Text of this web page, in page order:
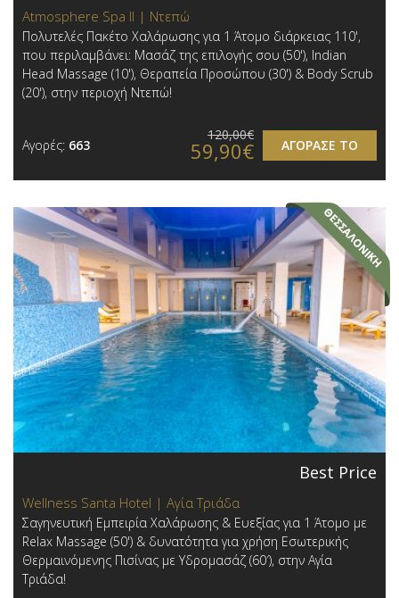
Atmosphere Spa ΙΙ | Ντεπώ
Πολυτελές Πακέτο Χαλάρωσης για 1 Άτομο διάρκειας 110',
που περιλαμβάνει: Μασάζ της επιλογής σου (50'), Indian
Head Massage (10'), Θεραπεία Προσώπου (30') & Body Scrub
(20'), στην περιοχή Ντεπώ!
Αγορές: 663 ΑΓΟΡΑΣΕ ΤΟ
120,00€
59,90€
Best Price
Wellness Santa Hotel | Αγία Τριάδα
Σαγηνευτική Εμπειρία Χαλάρωσης & Ευεξίας για 1 Άτομο με
Relax Massage (50') & δυνατότητα για χρήση Εσωτερικής
Θερμαινόμενης Πισίνας με Υδρομασάζ (60′) , στην Αγία
Τριάδα!